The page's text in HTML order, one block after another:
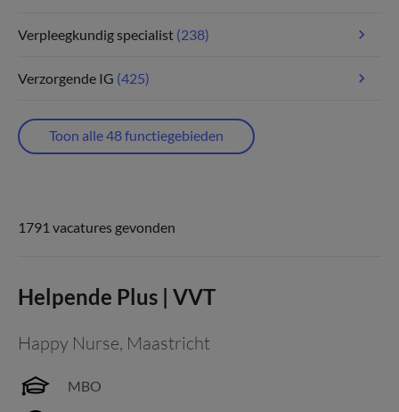
Verpleegkundig specialist (238)
Verzorgende IG (425)
Toon alle 48 functiegebieden
1791 vacatures gevonden
Helpende Plus | VVT
Happy Nurse, Maastricht
MBO